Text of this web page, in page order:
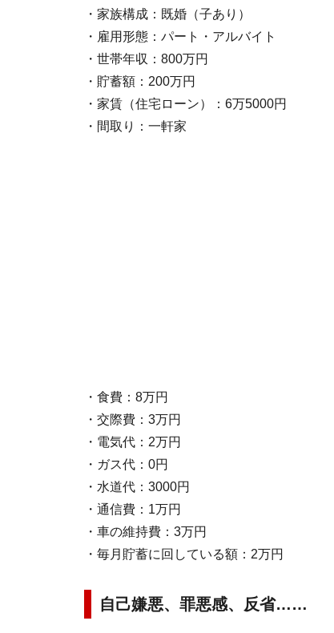
・家族構成：既婚（子あり）
・雇用形態：パート・アルバイト
・世帯年収：800万円
・貯蓄額：200万円
・家賃（住宅ローン）：6万5000円
・間取り：一軒家
・食費：8万円
・交際費：3万円
・電気代：2万円
・ガス代：0円
・水道代：3000円
・通信費：1万円
・車の維持費：3万円
・毎月貯蓄に回している額：2万円
自己嫌悪、罪悪感、反省……